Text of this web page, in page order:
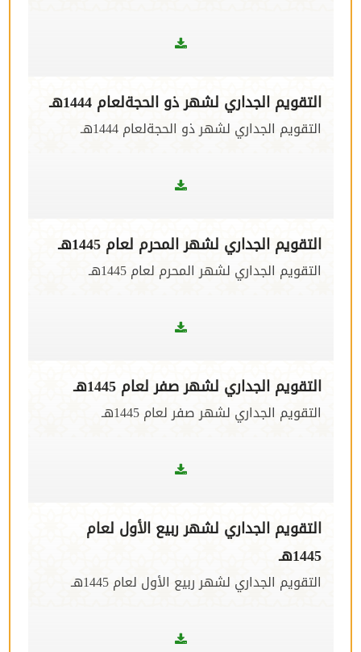
التقويم الجداري لشهر ذو الحجةلعام 1444هـ
التقويم الجداري لشهر ذو الحجةلعام 1444هـ
التقويم الجداري لشهر المحرم لعام 1445هـ
التقويم الجداري لشهر المحرم لعام 1445هـ
التقويم الجداري لشهر صفر لعام 1445هـ
التقويم الجداري لشهر صفر لعام 1445هـ
التقويم الجداري لشهر ربيع الأول لعام
1445هـ
التقويم الجداري لشهر ربيع الأول لعام 1445هـ